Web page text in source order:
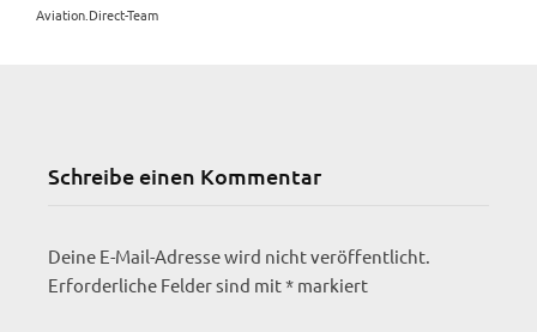
Aviation.Direct-Team
Schreibe einen Kommentar
Deine E-Mail-Adresse wird nicht veröffentlicht.
Erforderliche Felder sind mit* markiert